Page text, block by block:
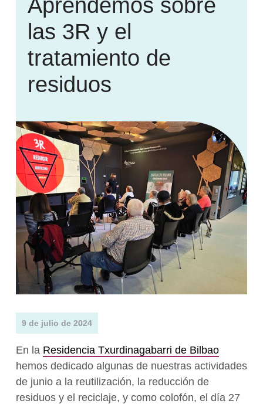
Aprendemos sobre
las 3R y el
tratamiento de
residuos
9 de julio de 2024
En la Residencia Txurdinagabarri de Bilbao
hemos dedicado algunas de nuestras actividades
de junio a la reutilización, la reducción de
residuos y el reciclaje, y como colofón, el día 27